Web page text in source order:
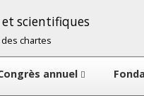
scientifiques
des chartes
annuel